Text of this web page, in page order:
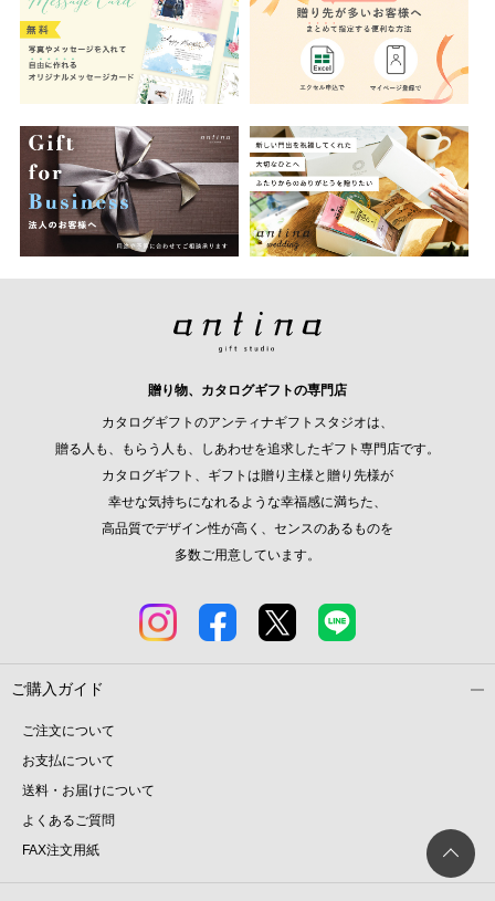
贈り物、カタログギフトの専門店
カタログギフトのアンティナギフトスタジオは、
贈る人も、もらう人も、しあわせを追求したギフト専門店です。
カタログギフト、ギフトは贈り主様と贈り先様が
幸せな気持ちになれるような幸福感に満ちた、
高品質でデザイン性が高く、センスのあるものを
多数ご用意しています。
ご購入ガイド
ご注文について
お支払について
送料・お届けについて
よくあるご質問
FAX注文用紙